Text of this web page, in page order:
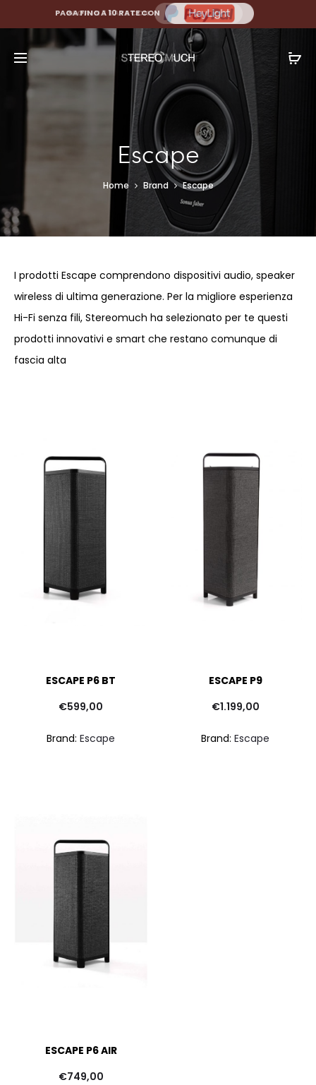
PAGA FINO A 10 RATE CON
Escape
Home Brand Escape
I prodotti Escape comprendono dispositivi audio, speaker
wireless di ultima generazione. Per la migliore esperienza
Hi-Fi senza fili, Stereomuch ha selezionato per te questi
prodotti innovativi e smart che restano comunque di
fascia alta
ESCAPE P6 BT
€599,00
Brand: Escape
ESCAPE P9
€1.199,00
Brand: Escape
ESCAPE P6 AIR
€749,00